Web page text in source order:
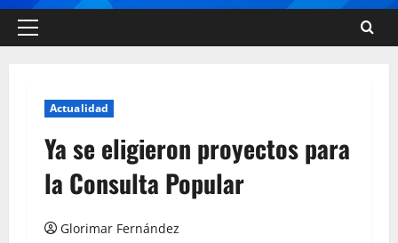
Actualidad
Ya se eligieron proyectos para
la Consulta Popular
Glorimar Fernández